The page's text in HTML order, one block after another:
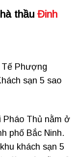
thầu Đinh
Phượng
sạn 5 sao
Pháo Thủ nằm ở
phố Bắc Ninh.
khách sạn 5